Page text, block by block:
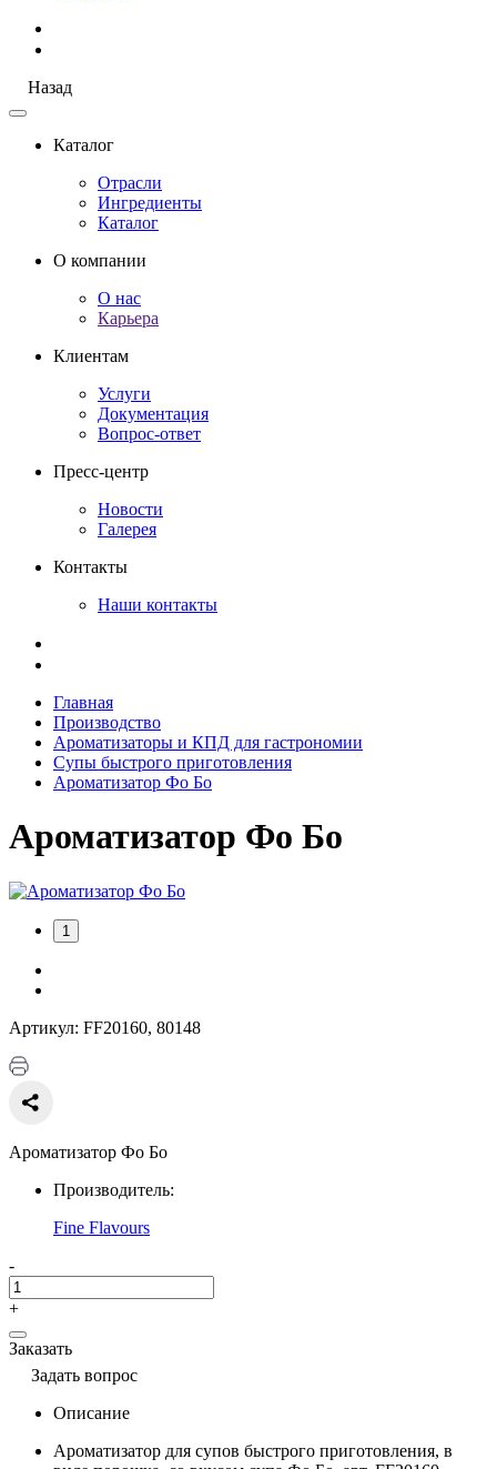
Назад
Каталог
Отрасли
Ингредиенты
Каталог
О компании
О нас
Карьера
Клиентам
Услуги
Документация
Вопрос-ответ
Пресс-центр
Новости
Галерея
Контакты
Наши контакты
Главная
Производство
Ароматизаторы и КПД для гастрономии
Супы быстрого приготовления
Ароматизатор Фо Бо
Ароматизатор Фо Бо
1
Артикул: FF20160, 80148
Ароматизатор Фо Бо
Производитель:
Fine Flavours
-
+
Заказать
Задать вопрос
Описание
Ароматизатор для супов быстрого приготовления, в